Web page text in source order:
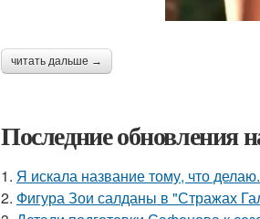
читать дальше →
Последние обновления
1. Я искала название тому, что делаю.
2. Фигура Зои салданы в "Стражах